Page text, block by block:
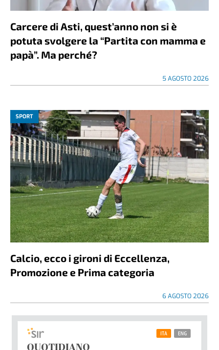
Carcere di Asti, quest’anno non si è
potuta svolgere la “Partita con mamma e
papà”. Ma perché?
5 AGOSTO 2026
SPORT
Calcio, ecco i gironi di Eccellenza,
Promozione e Prima categoria
6 AGOSTO 2026